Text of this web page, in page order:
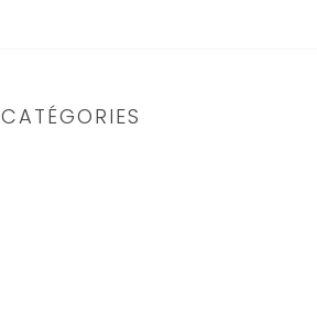
CATÉGORIES